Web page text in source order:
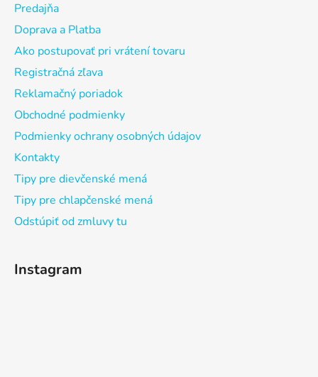
Predajňa
Doprava a Platba
Ako postupovať pri vrátení tovaru
Registračná zľava
Reklamačný poriadok
Obchodné podmienky
Podmienky ochrany osobných údajov
Kontakty
Tipy pre dievčenské mená
Tipy pre chlapčenské mená
Odstúpiť od zmluvy tu
Instagram